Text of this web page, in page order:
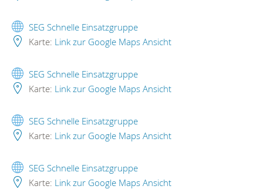
SEG Schnelle Einsatzgruppe
Karte: Link zur Google Maps Ansicht
SEG Schnelle Einsatzgruppe
Karte: Link zur Google Maps Ansicht
SEG Schnelle Einsatzgruppe
Karte: Link zur Google Maps Ansicht
SEG Schnelle Einsatzgruppe
Karte: Link zur Google Maps Ansicht